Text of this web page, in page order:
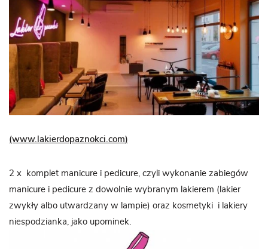
(www.lakierdopaznokci.com)
2 x komplet manicure i pedicure, czyli wykonanie zabiegów
manicure i pedicure z dowolnie wybranym lakierem (lakier
zwykły albo utwardzany w lampie) oraz kosmetyki i lakiery
niespodzianka, jako upominek.